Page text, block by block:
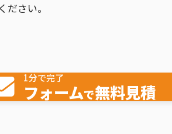
アメリカンツーリスタ
さい。
1分で完了
フォームで無料見積